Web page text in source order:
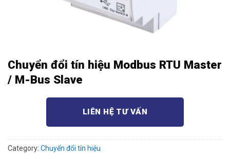
Chuyển đổi tín hiệu Modbus RTU Master
/ M-Bus Slave
LIÊN HỆ TƯ VẤN
Category: Chuyển đổi tín hiệu